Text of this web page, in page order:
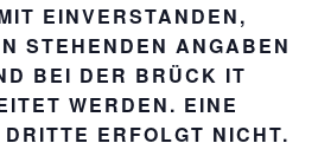
EINVERSTANDEN,
STEHENDEN ANGABEN
BEI DER BRÜCK IT
WERDEN. EINE
ERFOLGT NICHT.